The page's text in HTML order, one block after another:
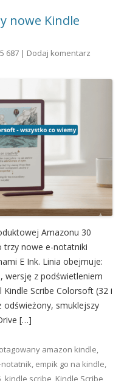
nowe Kindle
687 | Dodaj komentarz
Amazonu 30
trzy nowe e-notatniki
E Ink. Linia obejmuje:
wersję z podświetleniem
Scribe Colorsoft (32 i
odświeżony, smuklejszy
[…]
amazon kindle,
notatnik, empik go na kindle,
kindle scribe Kindle Scribe